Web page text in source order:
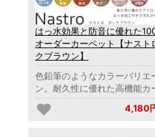
はっ水効果と防音に優れた
オーダーカーペット【ナス
クブラウン】
色鉛筆のようなカラーバリエ
ン。耐久性に優れた高機能カ
4,180